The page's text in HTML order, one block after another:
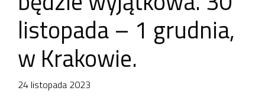
listopada – 1 grudnia,
w Krakowie.
24 listopada 2023